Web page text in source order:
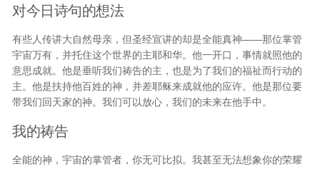
对今日诗句的想法
有些人传讲大自然母亲，但圣经宣讲的却是全能真神——那位掌管
宇宙万有，并托住这个世界的主耶和华。他一开口，事情就照他的
意思成就。他是垂听我们祷告的主，也是为了我们的福祉而行动的
主。他是扶持他百姓的神，并差耶稣来成就他的应许。他是那位要
带我们回天家的神。我们可以放心，我们的未来在他手中。
我的祷告
全能的神，宇宙的掌管者，你无可比拟。我甚至无法想象你的荣耀